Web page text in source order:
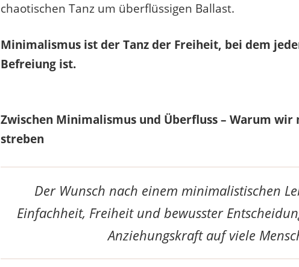
chaotischen Tanz um überflüssigen Ballast.
Minimalismus ist der Tanz der Freiheit, bei dem
Befreiung ist.
Zwischen Minimalismus und Überfluss – Warum wir
streben
Der Wunsch nach einem minimalistischen
Einfachheit, Freiheit und bewusster
Anziehungskraft auf viele